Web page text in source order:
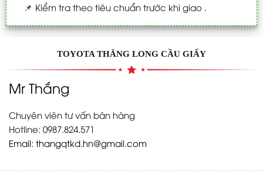
📌 Kiểm tra theo tiêu chuẩn trước khi giao .
TOYOTA THĂNG LONG CẦU GIẤY
Mr Thắng
Chuyên viên tư vấn bán hàng
Hotline: 0987.824.571
Email: thangqtkd.hn@gmail.com